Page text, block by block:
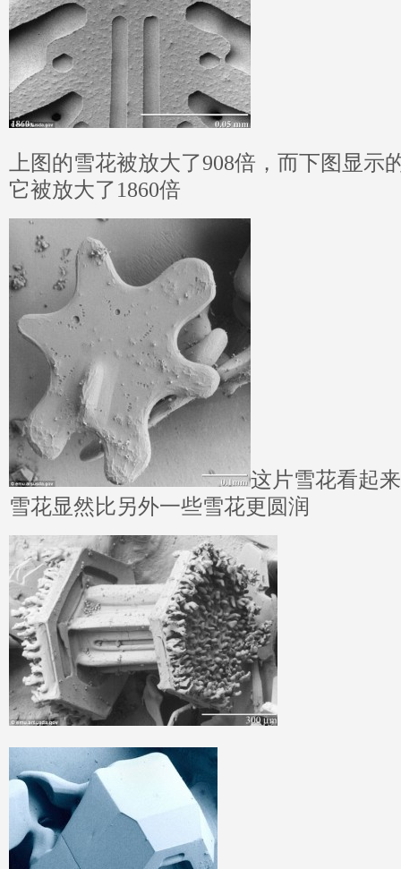
上图的雪花被放大了908倍，而下图显示
它被放大了1860倍
这片雪花看起
雪花显然比另外一些雪花更圆润